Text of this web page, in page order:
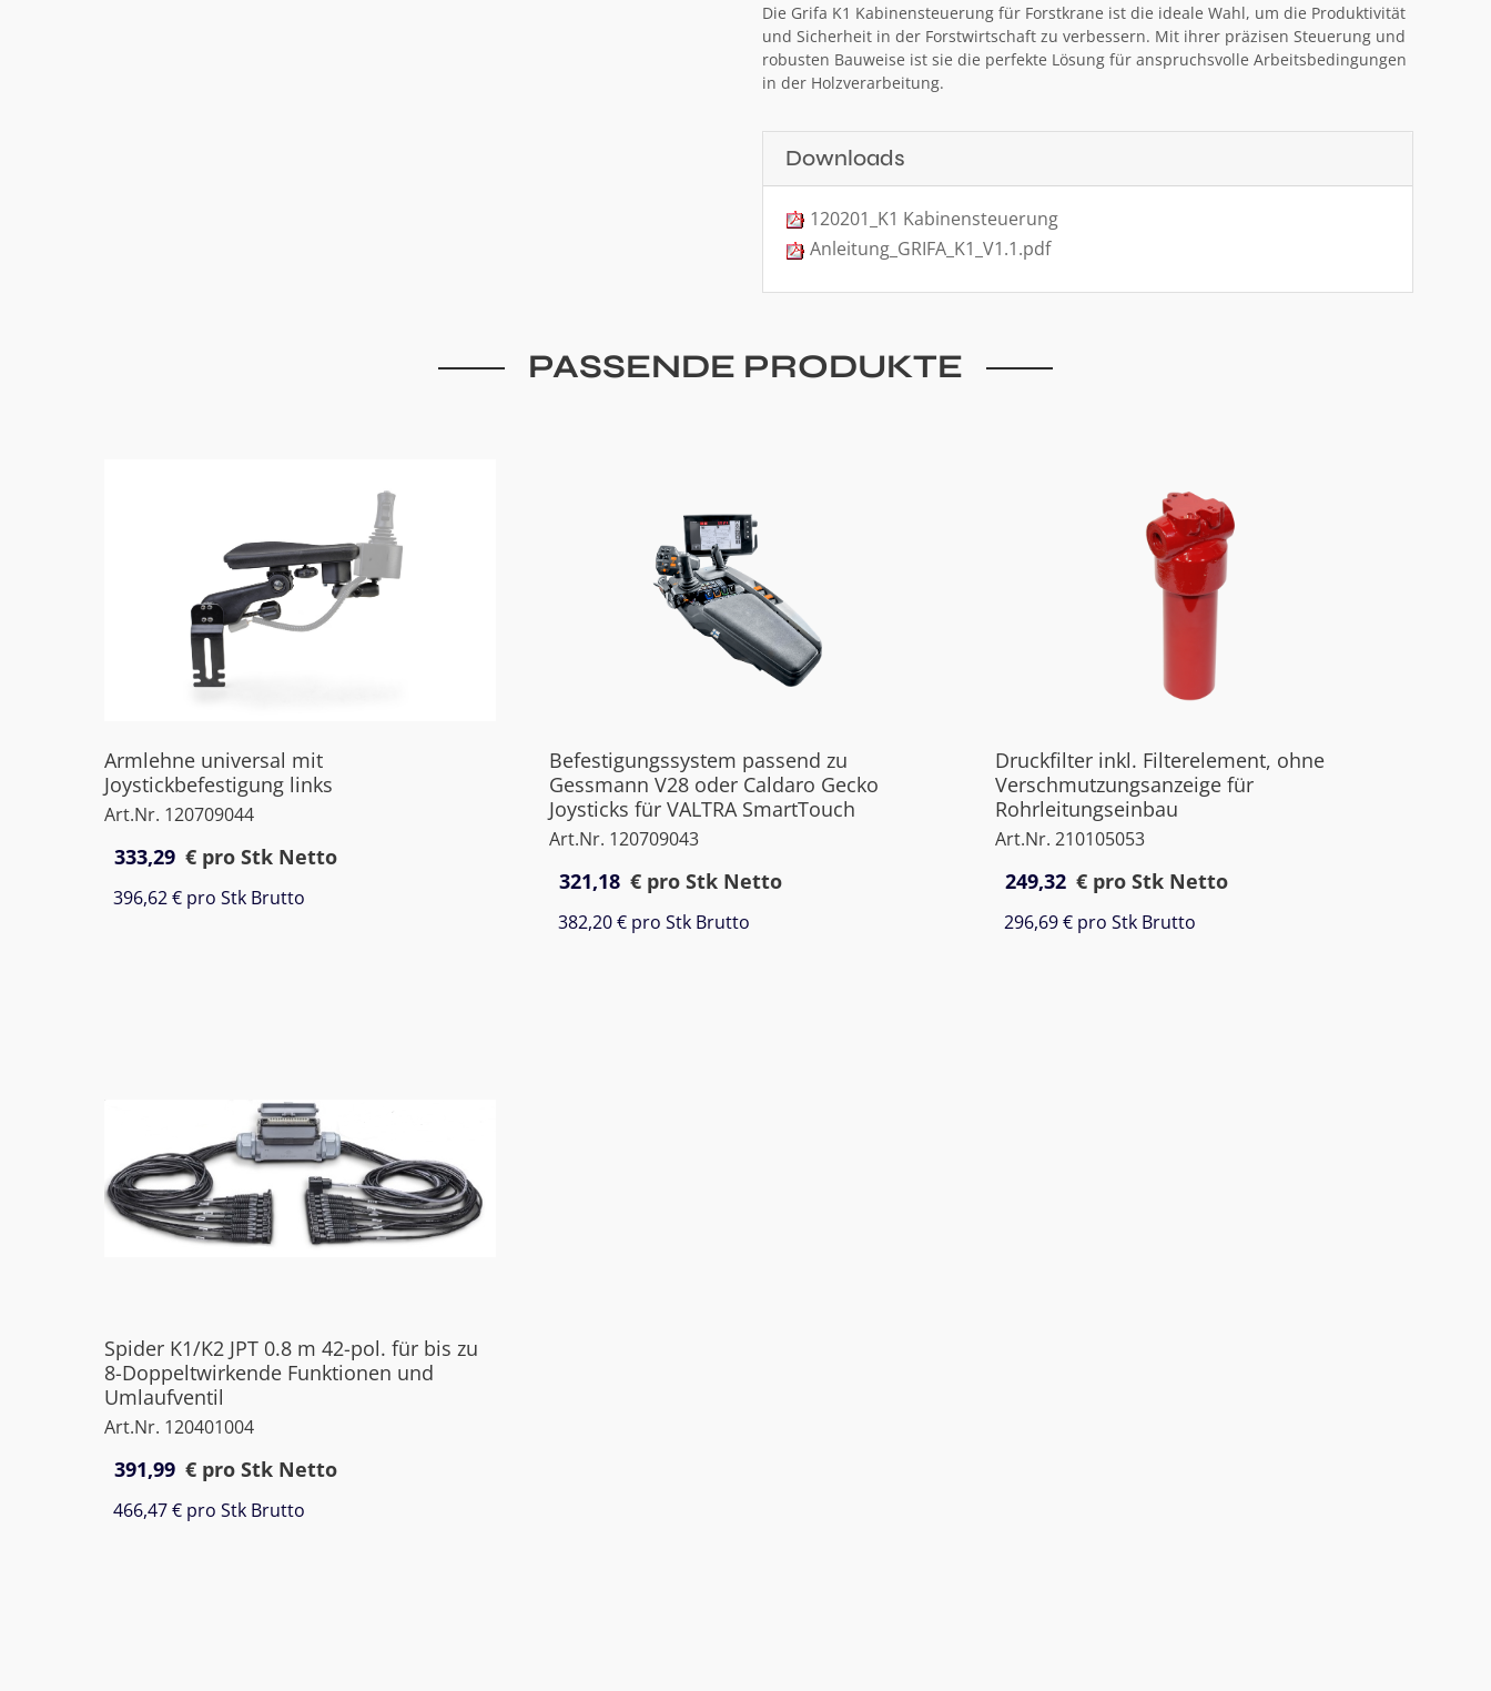
Die Grifa K1 Kabinensteuerung für Forstkrane ist die ideale Wahl, um die Produktivität
und Sicherheit in der Forstwirtschaft zu verbessern. Mit ihrer präzisen Steuerung und
robusten Bauweise ist sie die perfekte Lösung für anspruchsvolle Arbeitsbedingungen
in der Holzverarbeitung.
Downloads
120201_K1 Kabinensteuerung
Anleitung_GRIFA_K1_V1.1.pdf
PASSENDE PRODUKTE
Armlehne universal mit
Joystickbefestigung links
Art.Nr. 120709044
333,29 € pro Stk Netto
396,62 € pro Stk Brutto
Befestigungssystem passend zu
Gessmann V28 oder Caldaro Gecko
Joysticks für VALTRA SmartTouch
Art.Nr. 120709043
321,18 € pro Stk Netto
382,20 € pro Stk Brutto
Druckfilter inkl. Filterelement, ohne
Verschmutzungsanzeige für
Rohrleitungseinbau
Art.Nr. 210105053
249,32 €pro Stk Netto
296,69 € pro Stk Brutto
Spider K1/K2 JPT 0.8 m 42-pol. für bis zu
8-Doppeltwirkende Funktionen und
Umlaufventil
Art.Nr. 120401004
391,99 € pro Stk Netto
466,47 € pro Stk Brutto